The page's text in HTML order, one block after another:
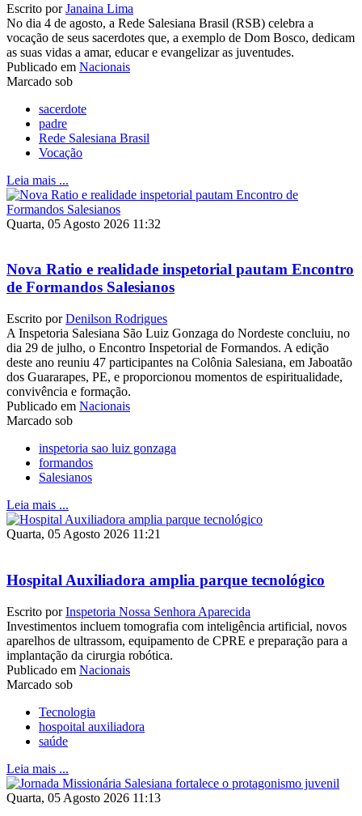
Escrito porJanaina Lima
No dia 4 de agosto, a Rede Salesiana Brasil (RSB) celebra a
vocação de seus sacerdotes que, a exemplo de Dom Bosco, dedicam
as suas vidas a amar, educar e evangelizar as juventudes.
Publicado em Nacionais
Marcado sob
sacerdote
padre
Rede Salesiana Brasil
Vocação
Leia mais ...
Quarta, 05 Agosto 2026 11:32
Nova Ratio e realidade inspetorial pautam Encontro
de Formandos Salesianos
Escrito porDenilson Rodrigues
A Inspetoria Salesiana São Luiz Gonzaga do Nordeste concluiu, no
dia 29 de julho, o Encontro Inspetorial de Formandos. A edição
deste ano reuniu 47 participantes na Colônia Salesiana, em Jaboatão
dos Guararapes, PE, e proporcionou momentos de espiritualidade,
convivência e formação.
Publicado em Nacionais
Marcado sob
inspetoria sao luiz gonzaga
formandos
Salesianos
Leia mais ...
Quarta, 05 Agosto 2026 11:21
Hospital Auxiliadora amplia parque tecnológico
Escrito porInspetoria Nossa Senhora Aparecida
Investimentos incluem tomografia com inteligência artificial, novos
aparelhos de ultrassom, equipamento de CPRE e preparação para a
implantação da cirurgia robótica.
Publicado em Nacionais
Marcado sob
Tecnologia
hospoital auxiliadora
saúde
Leia mais ...
Quarta, 05 Agosto 2026 11:13